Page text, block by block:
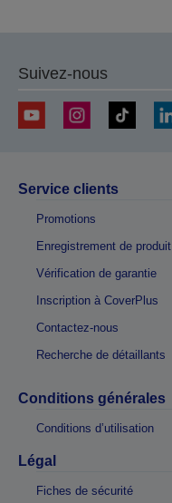
Suivez-nous
Service clients
Promotions
Enregistrement de produit
Vérification de garantie
Inscription à CoverPlus
Contactez-nous
Recherche de détaillants
Conditions générales
Conditions d’utilisation
Légal
Fiches de sécurité